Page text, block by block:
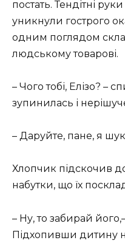
постать. Тендітні
уникнули гострого
одним поглядом
людському товарові.
– Чого тобі, Елізо? –
зупинилась і
– Даруйте, пане, я
Хлопчик підскочив
набутки, що їх
– Ну, то забирай
Підхопивши дитину